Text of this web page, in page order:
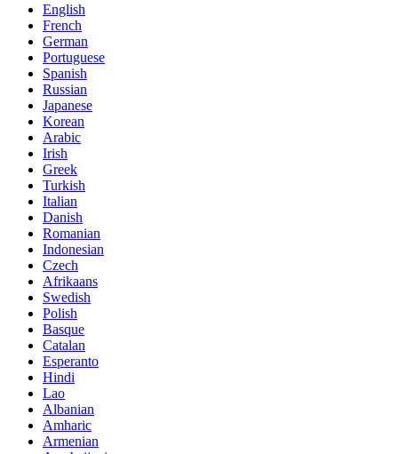
English
French
German
Portuguese
Spanish
Russian
Japanese
Korean
Arabic
Irish
Greek
Turkish
Italian
Danish
Romanian
Indonesian
Czech
Afrikaans
Swedish
Polish
Basque
Catalan
Esperanto
Hindi
Lao
Albanian
Amharic
Armenian